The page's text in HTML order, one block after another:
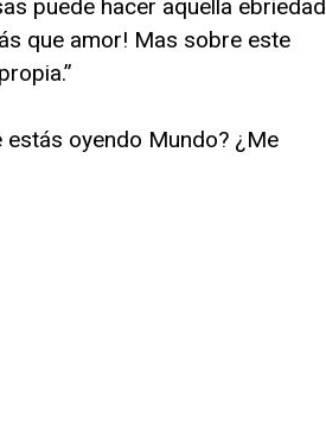
puede hacer aquella ebriedad
que amor! Mas sobre este
estás oyendo Mundo? ¿Me